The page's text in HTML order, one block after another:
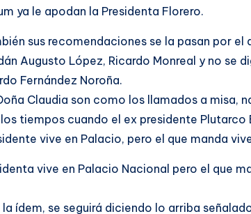
ya le apodan la Presidenta Florero.
sus recomendaciones se la pasan por el
Augusto López, Ricardo Monreal y no se
Fernández Noroña.
Claudia son como los llamados a misa,
tiempos cuando el ex presidente Plutarco
vive en Palacio, pero el que manda
vive en Palacio Nacional pero el que
ídem, se seguirá diciendo lo arriba